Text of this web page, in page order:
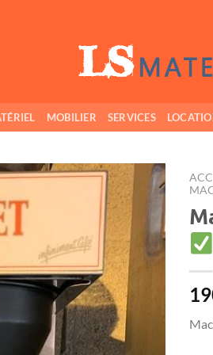
MOBILIER SERVICES
Ajouter
wishlist